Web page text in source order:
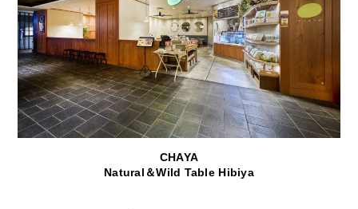
CHAYA
Natural＆Wild Table Hibiya